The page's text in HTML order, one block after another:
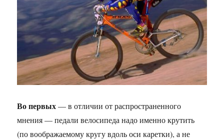
Во первых— в отличии от распространенного
мнения — педали велосипеда надо именно крутить
(по воображаемому кругу вдоль оси каретки), а не